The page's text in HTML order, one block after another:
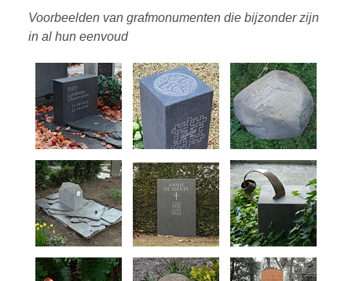
Voorbeelden van grafmonumenten die bijzonder zijn
in al hun eenvoud